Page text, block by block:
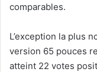
comparables.
L’exception la plus
version 65 pouces
atteint 22 votes